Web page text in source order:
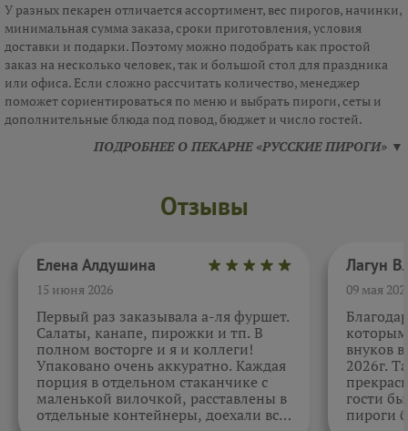
У разных пекарен отличается ассортимент, вес пирогов, начинки,
минимальная сумма заказа, сроки приготовления, условия
доставки и подарки. Поэтому можно подобрать как простой
заказ на несколько человек, так и большой стол для праздника
или офиса. Если сложно рассчитать количество, менеджер
поможет сориентироваться по меню и выбрать пироги, сеты и
дополнительные блюда под повод, бюджет и число гостей.
ПОДРОБНЕЕ О ПЕКАРНЕ «РУССКИЕ ПИРОГИ» ▼
Отзывы
Елена Алдушина
15 июня 2026
Первый раз заказывала а-ля фуршет.
Салаты, канапе, пирожки и тп. В
полном восторге и я и коллеги!
Упаковано очень аккуратно. Каждая
порция в отдельном стаканчике с
маленькой вилочкой, расставлены в
отдельные контейнеры, доехали все
09 мая
внуков
2026г.
гости
пироги